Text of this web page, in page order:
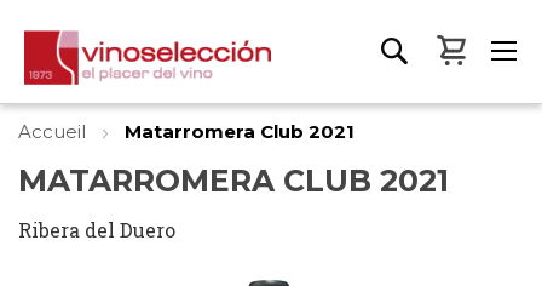
Mon
Accueil Matarromera Club 2021
MATARROMERA CLUB 2021
Ribera del Duero